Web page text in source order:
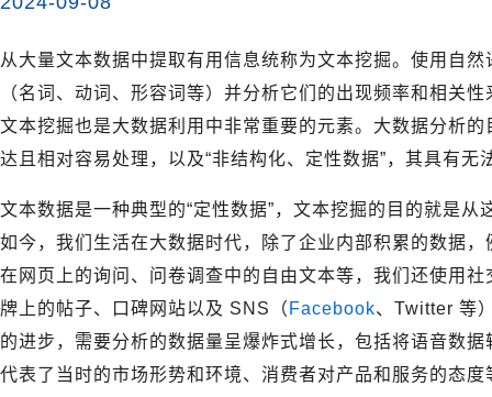
从大量文本数据中提取有用信息统称为文本挖掘。使用自
（名词、动词、形容词等）并分析它们的出现频率和相关
文本挖掘也是大数据利用中非常重要的元素。大数据分析
达且相对容易处理，以及“非结构化、定性数据”，其具有无
文本数据是一种典型的“定性数据”，文本挖掘的目的就是从
如今，我们生活在大数据时代，除了企业内部积累的数据
在网页上的询问、问卷调查中的自由文本等，我们还使用
牌上的帖子、口碑网站以及 SNS（ Facebook、Twitter 等
的进步，需要分析的数据量呈爆炸式增长，包括将语音数
代表了当时的市场形势和环境、消费者对产品和服务的态